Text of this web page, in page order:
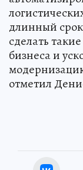
длинный
сделать
бизнеса и
отметил